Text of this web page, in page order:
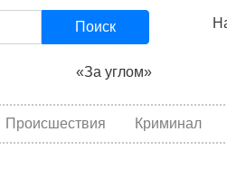
Поиск
«За углом»
Происшествия Криминал